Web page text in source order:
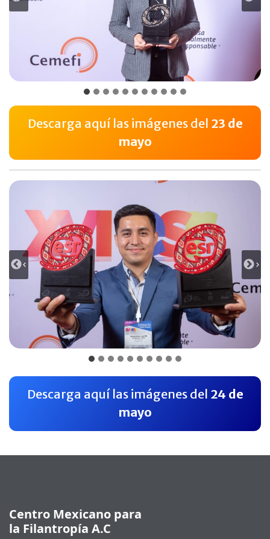
Descarga aquí las imágenes del 23 de
mayo
Descarga aquí las imágenes del 24 de
mayo
Centro Mexicano para
la Filantropía A.C